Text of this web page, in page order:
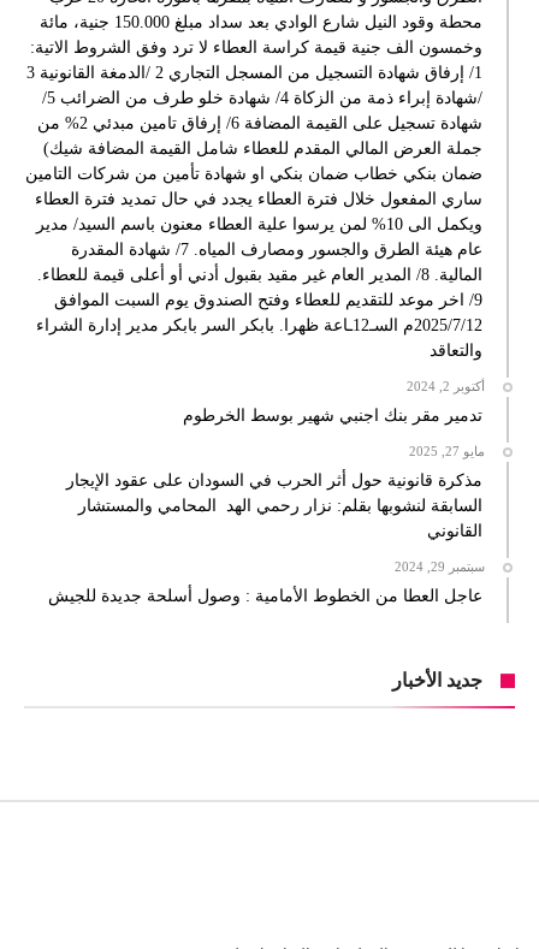
محطة وقود النيل شارع الوادي بعد سداد مبلغ 150.000 جنية، مائة
وخمسون الف جنية قيمة كراسة العطاء لا ترد وفق الشروط الاتية:
1/ إرفاق شهادة التسجيل من المسجل التجاري 2 /الدمغة القانونية 3
/شهادة إبراء ذمة من الزكاة 4/ شهادة خلو طرف من الضرائب 5/
شهادة تسجيل على القيمة المضافة 6/ إرفاق تامين مبدئي 2% من
جملة العرض المالي المقدم للعطاء شامل القيمة المضافة شيك)
ضمان بنكي خطاب ضمان بنكي او شهادة تأمين من شركات التامين
ساري المفعول خلال فترة العطاء يجدد في حال تمديد فترة العطاء
ويكمل الى 10% لمن يرسوا علية العطاء معنون باسم السيد/ مدير
عام هيئة الطرق والجسور ومصارف المياه. 7/ شهادة المقدرة
المالية. 8/ المدير العام غير مقيد بقبول أدني أو أعلى قيمة للعطاء.
9/ اخر موعد للتقديم للعطاء وفتح الصندوق يوم السبت الموافق
2025/7/12م السـ12ـاعة ظهرا. بابكر السر بابكر مدير إدارة الشراء
والتعاقد
أكتوبر 2, 2024
تدمير مقر بنك اجنبي شهير بوسط الخرطوم
مايو 27, 2025
مذكرة قانونية حول أثر الحرب في السودان على عقود الإيجار
السابقة لنشوبها بقلم: نزار رحمي الهد المحامي والمستشار
القانوني
سبتمبر 29, 2024
عاجل العطا من الخطوط الأمامية : وصول أسلحة جديدة للجيش
جديد الأخبار